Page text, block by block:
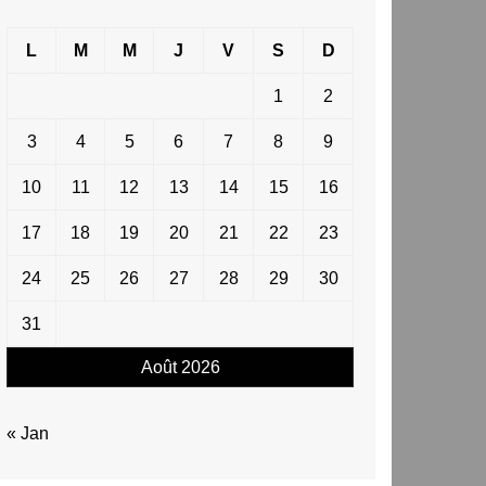
Août 2026
L M M J V S D
1 2
3 4 5 6 7 8 9
10 11 12 13 14 15 16
17 18 19 20 21 22 23
24 25 26 27 28 29 30
31
« Jan